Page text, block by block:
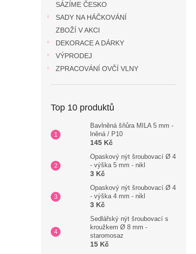
SÁZÍME ČESKO
SADY NA HÁČKOVÁNÍ
ZBOŽÍ V AKCI
DEKORACE A DÁRKY
VÝPRODEJ
ZPRACOVÁNÍ OVČÍ VLNY
Top 10 produktů
Bavlněná šňůra MILA 5 mm -
lněná / P10
145 Kč
Opaskový nýt šroubovací Ø 4
- výška 5 mm - nikl
3 Kč
Opaskový nýt šroubovací Ø 4
- výška 4 mm - nikl
3 Kč
Sedlářský nýt šroubovací s
kroužkem Ø 8 mm -
staromosaz
15 Kč